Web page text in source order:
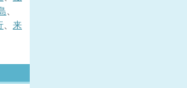
、
、 来